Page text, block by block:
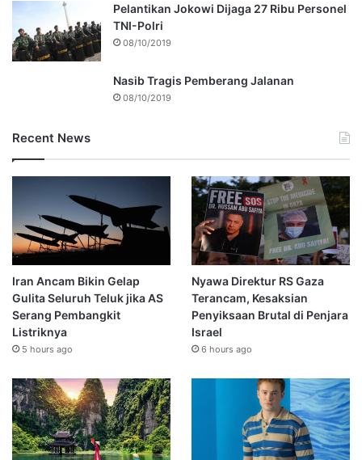
Pelantikan Jokowi Dijaga 27 Ribu Personel
TNI-Polri
08/10/2019
Nasib Tragis Pemberang Jalanan
08/10/2019
Recent News
Iran Ancam Bikin Gelap
Gulita Seluruh Teluk jika AS
Serang Pembangkit
Listriknya
5 hours ago
Nyawa Direktur RS Gaza
Terancam, Kesaksian
Penyiksaan Brutal di Penjara
Israel
6 hours ago